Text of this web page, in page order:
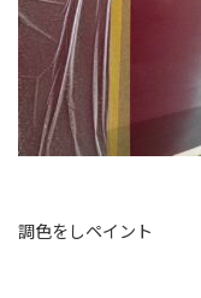
調色をしペイント